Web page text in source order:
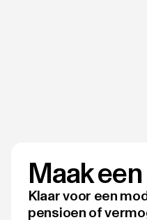
Maak
Klaar voor een
pensioen of